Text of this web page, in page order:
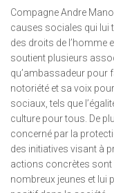
Compagne Andre
causes sociales qui lui
des droits de l’homme
soutient plusieurs
qu’ambassadeur pour
notoriété et sa voix
sociaux, tels que
culture pour tous. De
concerné par la
des initiatives visant à
actions concrètes sont
nombreux jeunes et lui